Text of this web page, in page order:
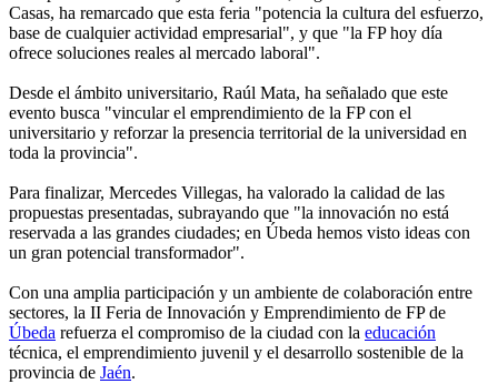
Casas, ha remarcado que esta feria "potencia la cultura del esfuerzo,
base de cualquier actividad empresarial", y que "la FP hoy día
ofrece soluciones reales al mercado laboral".
Desde el ámbito universitario, Raúl Mata, ha señalado que este
evento busca "vincular el emprendimiento de la FP con el
universitario y reforzar la presencia territorial de la universidad en
toda la provincia".
Para finalizar, Mercedes Villegas, ha valorado la calidad de las
propuestas presentadas, subrayando que "la innovación no está
reservada a las grandes ciudades; en Úbeda hemos visto ideas con
un gran potencial transformador".
Con una amplia participación y un ambiente de colaboración entre
sectores, la II Feria de Innovación y Emprendimiento de FP de
Úbeda refuerza el compromiso de la ciudad con la educación
técnica, el emprendimiento juvenil y el desarrollo sostenible de la
provincia de Jaén.